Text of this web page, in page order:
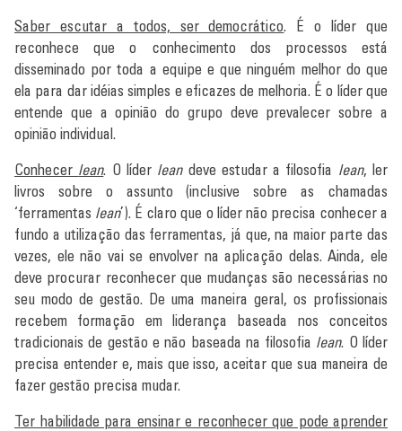
Saber escutar a todos, ser democrático. É o líder que
reconhece que o conhecimento dos processos está
disseminado por toda a equipe e que ninguém melhor do que
ela para dar idéias simples e eficazes de melhoria. É o líder que
entende que a opinião do grupo deve prevalecer sobre a
opinião individual.
Conhecer lean. O líder leandeve estudar a filosofia lean, ler
livros sobre o assunto (inclusive sobre as chamadas
‘ferramentas lean’). É claro que o líder não precisa conhecer a
fundo a utilização das ferramentas, já que, na maior parte das
vezes, ele não vai se envolver na aplicação delas. Ainda, ele
deve procurar reconhecer que mudanças são necessárias no
seu modo de gestão. De uma maneira geral, os profissionais
recebem formação em liderança baseada nos conceitos
tradicionais de gestão e não baseada na filosofia lean. O líder
precisa entender e, mais que isso, aceitar que sua maneira de
fazer gestão precisa mudar.
Ter habilidade para ensinar e reconhecer que pode aprender